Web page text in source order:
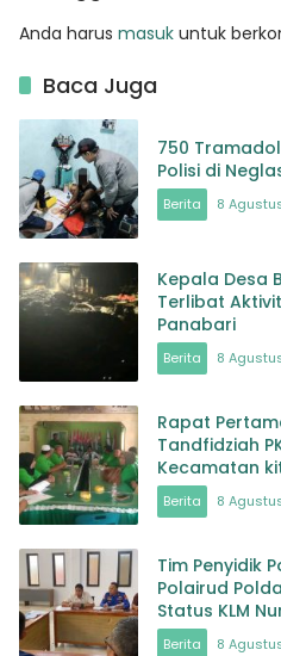
Anda harus masuk untuk
Baca Juga
750
Polisi di
Berita 8
Kepala Desa
Terlibat
Panabari
Berita 8
Rapat
Tandfidziah
Kecamatan
Tokoh
Berita 8
Tim Penyidik
Polairud
Status KLM
Penyidikan
Berita 8